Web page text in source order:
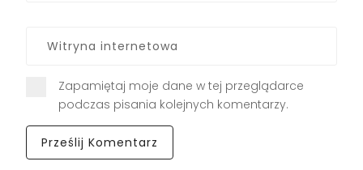
Zapamiętaj moje dane w tej przeglądarce
podczas pisania kolejnych komentarzy.